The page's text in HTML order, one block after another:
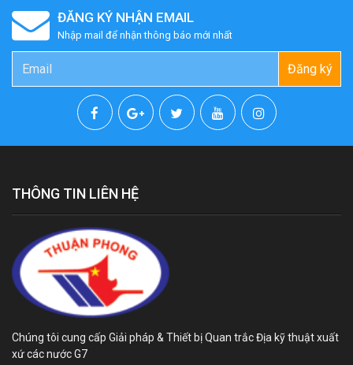
ĐĂNG KÝ NHẬN EMAIL
Nhập mail để nhận thông báo mới nhất
Đăng ký
THÔNG TIN LIÊN HỆ
Chúng tôi cung cấp Giải pháp & Thiết bị Quan trắc Địa kỹ thuật xuất
xứ các nước G7